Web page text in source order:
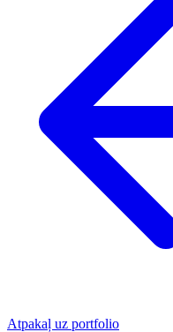
Atpakaļ uz portfolio